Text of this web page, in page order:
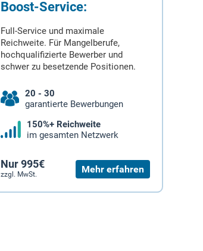
Boost-Service:
Full-Service und maximale
Reichweite. Für Mangelberufe,
hochqualifizierte Bewerber und
schwer zu besetzende Positionen.
20 - 30
garantierte Bewerbungen
150%+ Reichweite
im gesamten Netzwerk
Nur 995€
zzgl. MwSt. Mehr erfahren